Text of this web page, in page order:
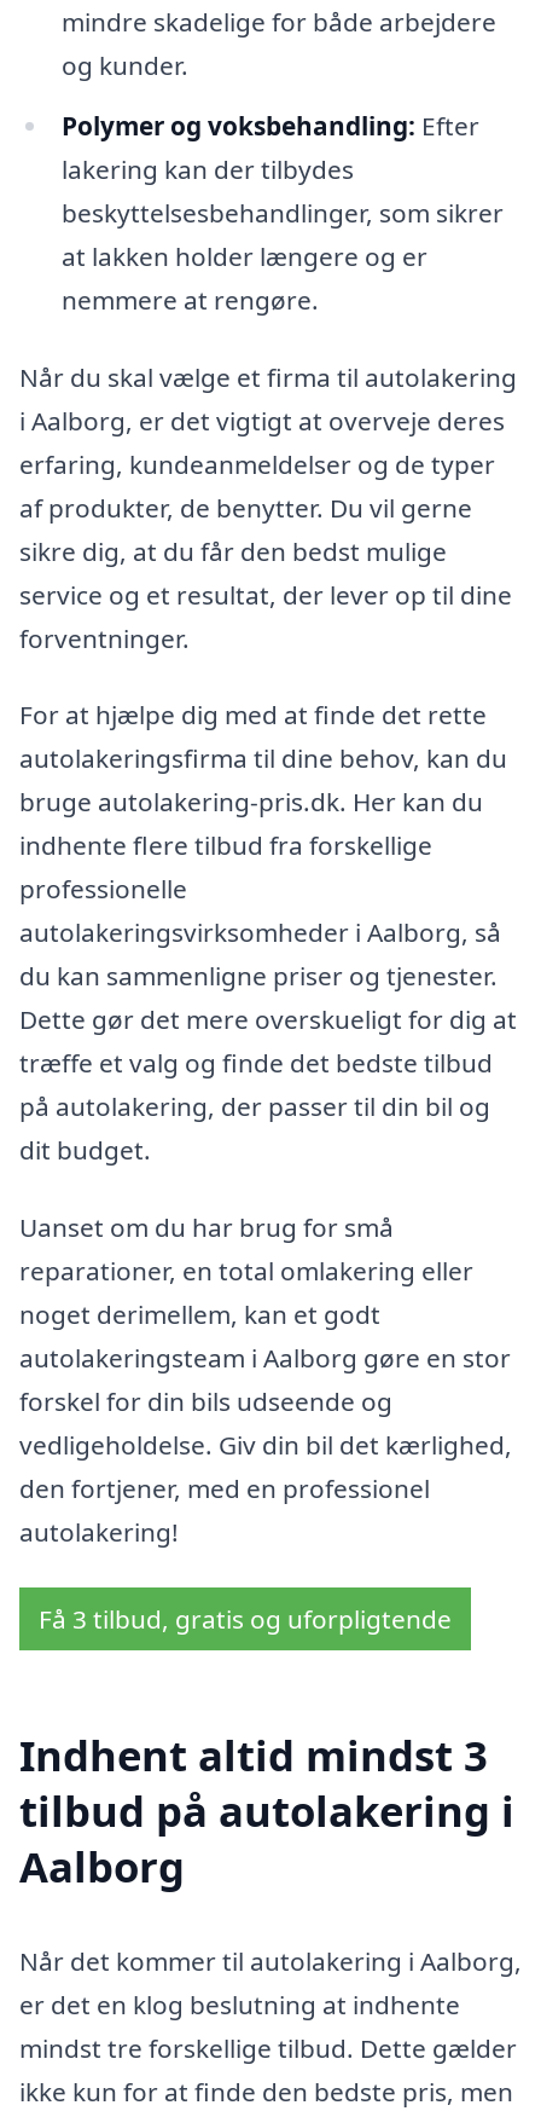
mindre skadelige for både arbejdere
og kunder.
Polymer og voksbehandling: Efter
lakering kan der tilbydes
beskyttelsesbehandlinger, som sikrer
at lakken holder længere og er
nemmere at rengøre.
Når du skal vælge et firma til autolakering
i Aalborg, er det vigtigt at overveje deres
erfaring, kundeanmeldelser og de typer
af produkter, de benytter. Du vil gerne
sikre dig, at du får den bedst mulige
service og et resultat, der lever op til dine
forventninger.
For at hjælpe dig med at finde det rette
autolakeringsfirma til dine behov, kan du
bruge autolakering-pris.dk. Her kan du
indhente flere tilbud fra forskellige
professionelle
autolakeringsvirksomheder i Aalborg, så
du kan sammenligne priser og tjenester.
Dette gør det mere overskueligt for dig at
træffe et valg og finde det bedste tilbud
på autolakering, der passer til din bil og
dit budget.
Uanset om du har brug for små
reparationer, en total omlakering eller
noget derimellem, kan et godt
autolakeringsteam i Aalborg gøre en stor
forskel for din bils udseende og
vedligeholdelse. Giv din bil det kærlighed,
den fortjener, med en professionel
autolakering!
Få 3 tilbud, gratis og uforpligtende
Indhent altid mindst 3
tilbud på autolakering i
Aalborg
Når det kommer til autolakering i Aalborg,
er det en klog beslutning at indhente
mindst tre forskellige tilbud. Dette gælder
ikke kun for at finde den bedste pris, men